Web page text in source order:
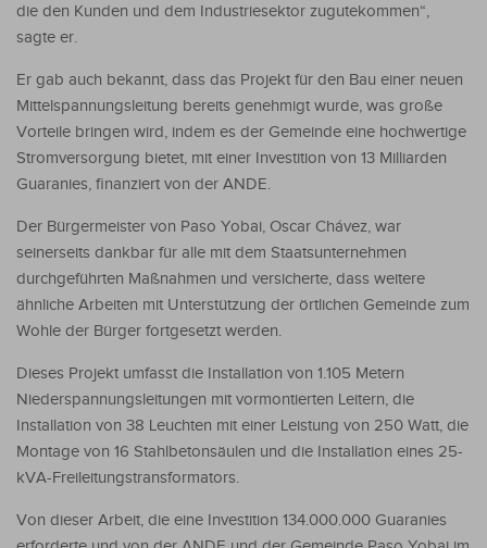
die den Kunden und dem Industriesektor zugutekommen“,
sagte er.
Er gab auch bekannt, dass das Projekt für den Bau einer neuen
Mittelspannungsleitung bereits genehmigt wurde, was große
Vorteile bringen wird, indem es der Gemeinde eine hochwertige
Stromversorgung bietet, mit einer Investition von 13 Milliarden
Guaranies, finanziert von der ANDE.
Der Bürgermeister von Paso Yobai, Oscar Chávez, war
seinerseits dankbar für alle mit dem Staatsunternehmen
durchgeführten Maßnahmen und versicherte, dass weitere
ähnliche Arbeiten mit Unterstützung der örtlichen Gemeinde zum
Wohle der Bürger fortgesetzt werden.
Dieses Projekt umfasst die Installation von 1.105 Metern
Niederspannungsleitungen mit vormontierten Leitern, die
Installation von 38 Leuchten mit einer Leistung von 250 Watt, die
Montage von 16 Stahlbetonsäulen und die Installation eines 25-
kVA-Freileitungstransformators.
Von dieser Arbeit, die eine Investition 134.000.000 Guaranies